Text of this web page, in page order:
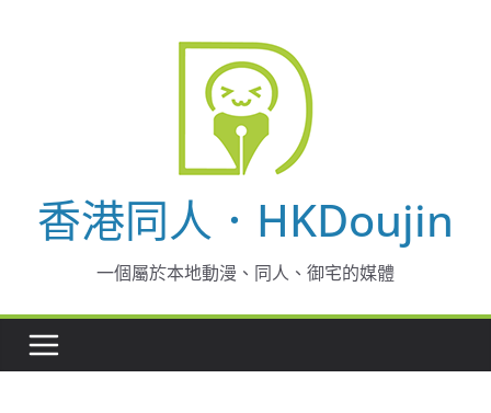
香港同人．HKDoujin
一個屬於本地動漫、同人、御宅的媒體